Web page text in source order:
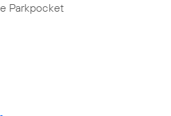
Parkpocket